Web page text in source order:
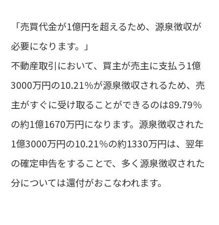
「売買代金が1億円を超えるため、源泉徴収が
必要になります。」
不動産取引において、買主が売主に支払う1億
3000万円の10.21％が源泉徴収されるため、売
主がすぐに受け取ることができるのは89.79％
の約1億1670万円になります。源泉徴収された
1億3000万円の10.21％の約1330万円は、翌年
の確定申告をすることで、多く源泉徴収された
分については還付がおこなわれます。